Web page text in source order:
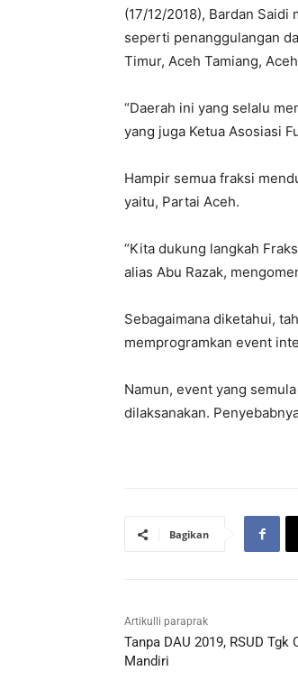
(17/12/2018), Bardan
seperti penanggulangan
Timur, Aceh Tamiang,
“Daerah ini yang selalu
yang juga Ketua Asosiasi
Hampir semua fraksi
yaitu, Partai Aceh.
“Kita dukung langkah
alias Abu Razak,
Sebagaimana diketahui,
memprogramkan event
Namun, event yang
dilaksanakan.
Bagikan
Artikulli paraprak
Tanpa DAU 2019, RSUD
Mandiri